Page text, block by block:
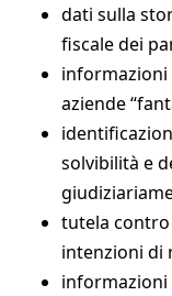
dati sulla
fiscale dei
aziende
solvibilità e
tutela
intenzioni di
informazioni